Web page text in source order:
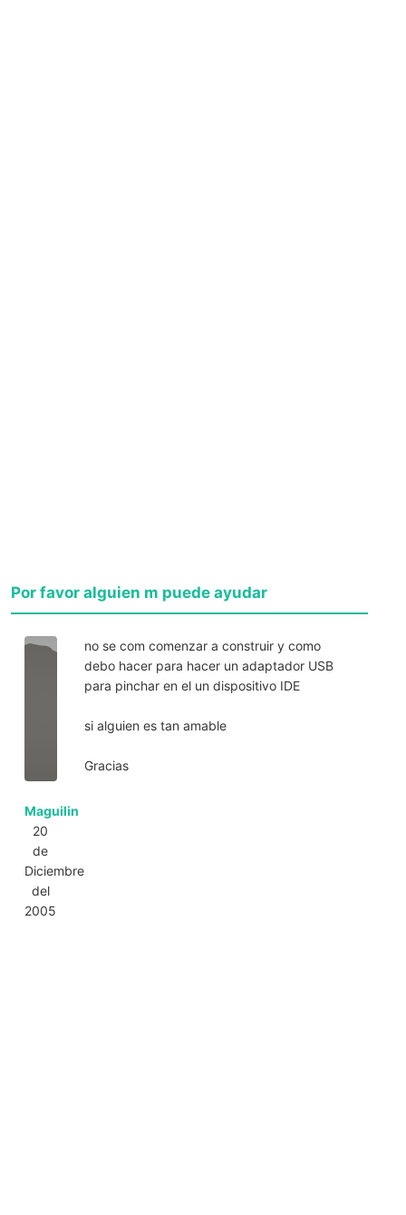
Por favor alguien m puede ayudar
Maguilin
20
de
Diciembre
del
2005
no se com comenzar a construir y como
debo hacer para hacer un adaptador USB
para pinchar en el un dispositivo IDE
si alguien es tan amable
Gracias